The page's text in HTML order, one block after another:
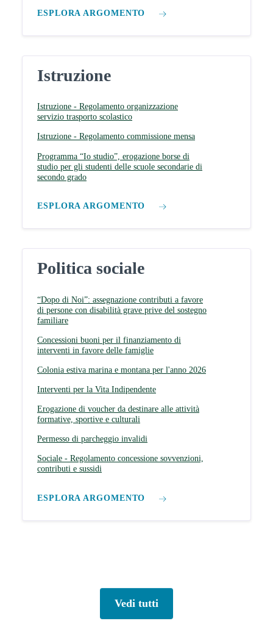
ESPLORA ARGOMENTO
Istruzione
Istruzione - Regolamento organizzazione
servizio trasporto scolastico
Istruzione - Regolamento commissione mensa
Programma “Io studio”, erogazione borse di
studio per gli studenti delle scuole secondarie di
secondo grado
ESPLORA ARGOMENTO
Politica sociale
“Dopo di Noi”: assegnazione contributi a favore
di persone con disabilità grave prive del sostegno
familiare
Concessioni buoni per il finanziamento di
interventi in favore delle famiglie
Colonia estiva marina e montana per l'anno 2026
Interventi per la Vita Indipendente
Erogazione di voucher da destinare alle attività
formative, sportive e culturali
Permesso di parcheggio invalidi
Sociale - Regolamento concessione sovvenzioni,
contributi e sussidi
ESPLORA ARGOMENTO
Vedi tutti